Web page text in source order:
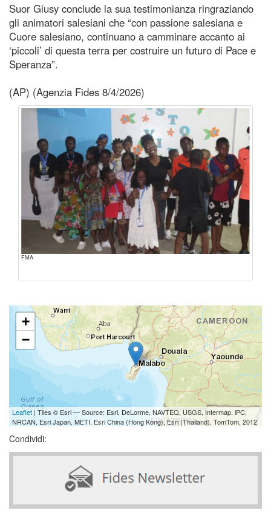
Suor Giusy conclude la sua testimonianza ringraziando
gli animatori salesiani che “con passione salesiana e
Cuore salesiano, continuano a camminare accanto ai
‘piccoli’ di questa terra per costruire un futuro di Pace e
Speranza”.
(AP) (Agenzia Fides 8/4/2026)
FMA
+
−
Leaflet | Tiles © Esri — Source: Esri, DeLorme, NAVTEQ, USGS, Intermap, iPC,
NRCAN, Esri Japan, METI, Esri China (Hong Kong), Esri (Thailand), TomTom, 2012
Condividi: